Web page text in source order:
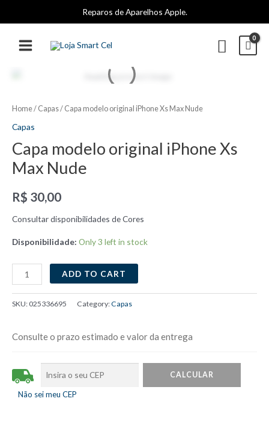
para
conteúdo
Reparos de Aparelhos Apple.
MAIN
Home/ Capas/ Capa modelo original iPhone Xs Max Nude
Capas
Capa modelo original iPhone Xs
Max Nude
R$ 30,00
Consultar disponibilidades de Cores
Disponibilidade: Only 3 left in stock
Capa
modelo
original
quantity
ADD TO CART
SKU: 025336695 Category:Capas
Consulte o prazo estimado e valor da entrega
Não sei meu CEP